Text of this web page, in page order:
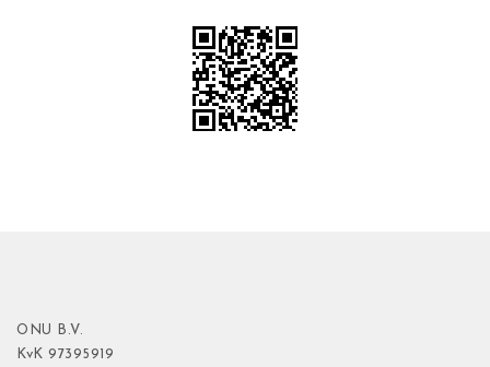
ONU B.V.
KvK 97395919